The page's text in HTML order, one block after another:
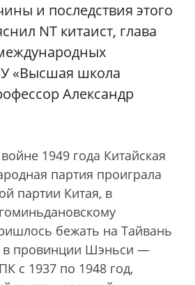
и последствия этого
NT китаист, глава
«Высшая школа
Александр
1949 года Китайская
партия проиграла
партии Китая, в
бежать на Тайвань
в провинции Шэньси —
с 1937 по 1948 год,